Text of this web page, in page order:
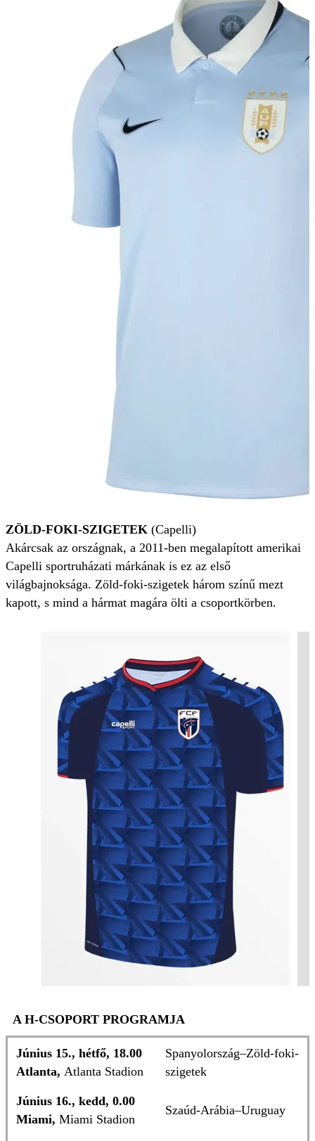
ZÖLD-FOKI-SZIGETEK (Capelli)
Akárcsak az országnak, a 2011-ben megalapított amerikai
Capelli sportruházati márkának is ez az első
világbajnoksága. Zöld-foki-szigetek három színű mezt
kapott, s mind a hármat magára ölti a csoportkörben.
Június 15., hétfő, 18.00
Atlanta, Atlanta Stadion
Spanyolország–Zöld-foki-
szigetek
Június 16., kedd, 0.00
Miami, Miami Stadion
Szaúd-Arábia–Uruguay
A H-CSOPORT PROGRAMJA